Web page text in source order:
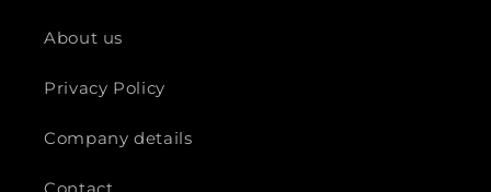
About us
Privacy Policy
Company details